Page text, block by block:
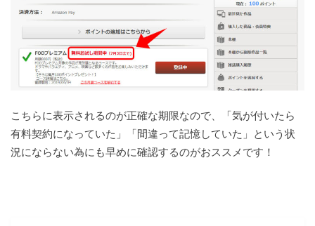
こちらに表示されるのが正確な期限なので、「気が付いたら
有料契約になっていた」「間違って記憶していた」という状
況にならない為にも早めに確認するのがおススメです！